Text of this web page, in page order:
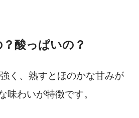
酸っぱいの？
く、熟すとほのかな甘みが
味わいが特徴です。